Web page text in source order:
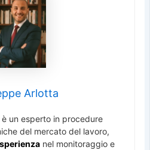
Arlotta
un esperto in procedure
del mercato del lavoro,
nel monitoraggio e